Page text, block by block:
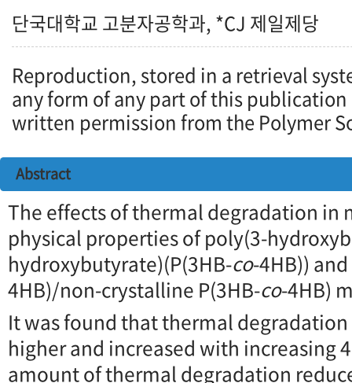
단국대학교 고분자공학과, *CJ 제일제당
Reproduction, stored in a retrieval
any form of any part of this
written permission from the Polymer
Abstract
The effects of thermal degradation in
physical properties of poly(3-
hydroxybutyrate)(P(3HB-co-4HB))
4HB)/non-crystalline P(3HB-co-4HB)
It was found that thermal
higher and increased with increasing
amount of thermal degradation